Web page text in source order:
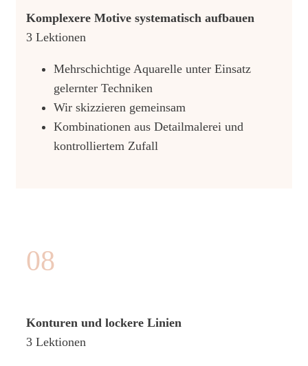
Komplexere Motive systematisch aufbauen
3 Lektionen
Mehrschichtige Aquarelle unter Einsatz
gelernter Techniken
Wir skizzieren gemeinsam
Kombinationen aus Detailmalerei und
kontrolliertem Zufall
08
Konturen und lockere Linien
3 Lektionen